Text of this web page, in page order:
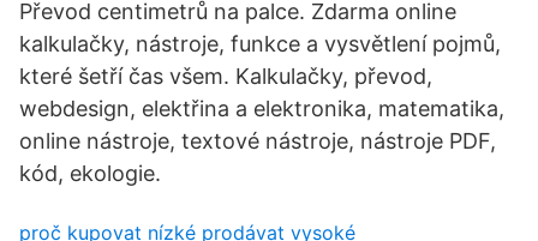
Převod centimetrů na palce. Zdarma online
kalkulačky, nástroje, funkce a vysvětlení pojmů,
které šetří čas všem. Kalkulačky, převod,
webdesign, elektřina a elektronika, matematika,
online nástroje, textové nástroje, nástroje PDF,
kód, ekologie.
proč kupovat nízké prodávat vysoké